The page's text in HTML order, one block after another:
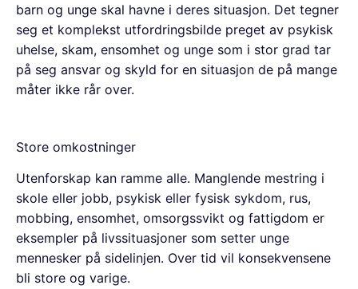
barn og unge skal havne i deres situasjon. Det tegner
seg et komplekst utfordringsbilde preget av psykisk
uhelse, skam, ensomhet og unge som i stor grad tar
på seg ansvar og skyld for en situasjon de på mange
måter ikke rår over.
Store omkostninger
Utenforskap kan ramme alle. Manglende mestring i
skole eller jobb, psykisk eller fysisk sykdom, rus,
mobbing, ensomhet, omsorgssvikt og fattigdom er
eksempler på livssituasjoner som setter unge
mennesker på sidelinjen. Over tid vil konsekvensene
bli store og varige.